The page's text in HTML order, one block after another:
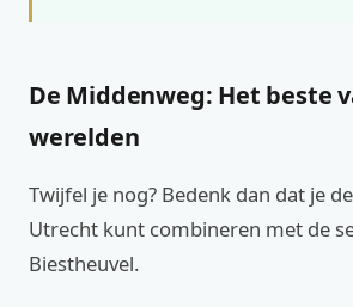
De Middenweg: Het beste
werelden
Twijfel je nog? Bedenk dan dat je
Utrecht kunt combineren met de
Biestheuvel.